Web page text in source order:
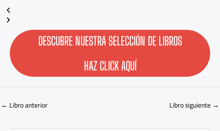
5
DESCUBRE NUESTRA SELECCIÓN DE LIBROS
HAZ CLICK AQUÍ
← Libro anterior Libro siguiente→